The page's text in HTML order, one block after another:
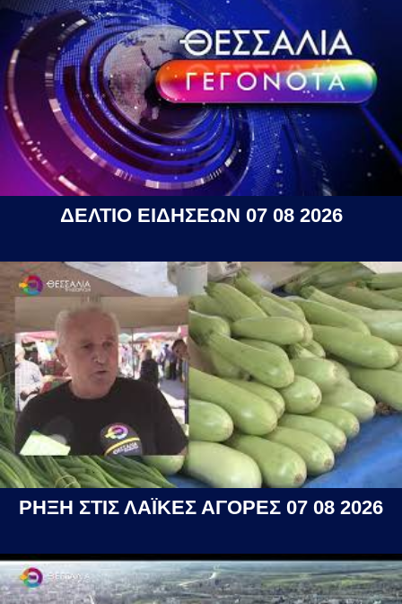
ΔΕΛΤΙΟ ΕΙΔΗΣΕΩΝ 07 08 2026
ΡΗΞΗ ΣΤΙΣ ΛΑΪΚΕΣ ΑΓΟΡΕΣ 07 08 2026